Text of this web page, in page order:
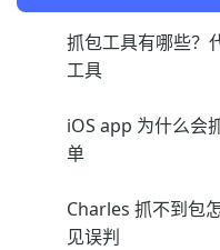
抓包工具有哪些？
工具
iOS app 为什么会
单
Charles 抓不到包
见误判